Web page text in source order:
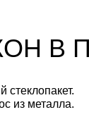
В
из металла.